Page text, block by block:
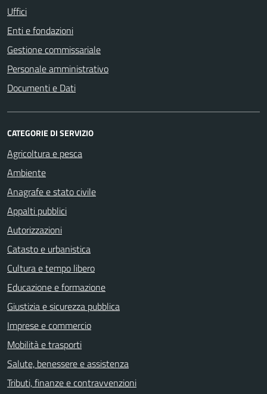
Uffici
Enti e fondazioni
Gestione commissariale
Personale amministrativo
Documenti e Dati
CATEGORIE DI SERVIZIO
Agricoltura e pesca
Ambiente
Anagrafe e stato civile
Appalti pubblici
Autorizzazioni
Catasto e urbanistica
Cultura e tempo libero
Educazione e formazione
Giustizia e sicurezza pubblica
Imprese e commercio
Mobilità e trasporti
Salute, benessere e assistenza
Tributi, finanze e contravvenzioni